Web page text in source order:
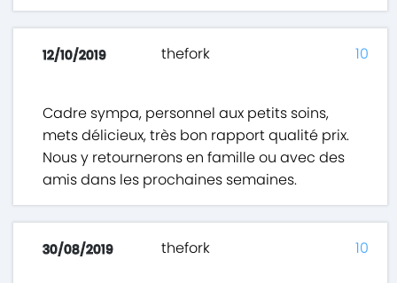
12/10/2019 thefork
Cadre sympa, personnel aux petits soins,
mets délicieux, très bon rapport qualité prix.
Nous y retournerons en famille ou avec des
amis dans les prochaines semaines.
10
30/08/2019 thefork 10